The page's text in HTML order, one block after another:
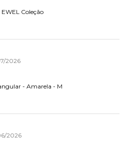
Coleção
2026
- Amarela - M
2026